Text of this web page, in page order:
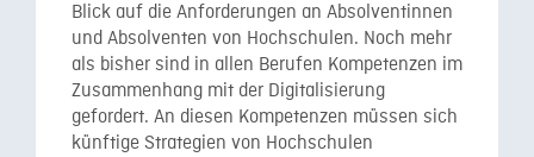
Blick auf die Anforderungen an Absolventinnen
und Absolventen von Hochschulen. Noch mehr
als bisher sind in allen Berufen Kompetenzen im
Zusammenhang mit der Digitalisierung
gefordert. An diesen Kompetenzen müssen sich
künftige Strategien von Hochschulen